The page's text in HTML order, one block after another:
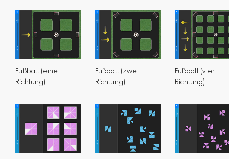
Fußball (eine
Richtung)
Fußball (zwei
Richtung)
Fußball (vier
Richtung)